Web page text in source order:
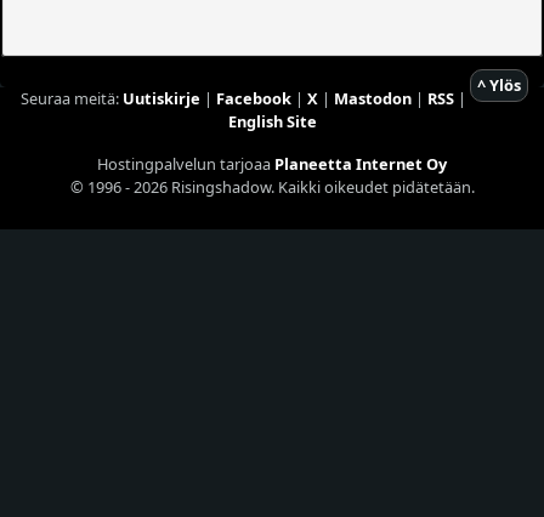
^ Ylös
Seuraa meitä: Uutiskirje | Facebook| X| Mastodon| RSS|
English Site
Hostingpalvelun tarjoaa Planeetta Internet Oy
© 1996 - 2026 Risingshadow. Kaikki oikeudet pidätetään.